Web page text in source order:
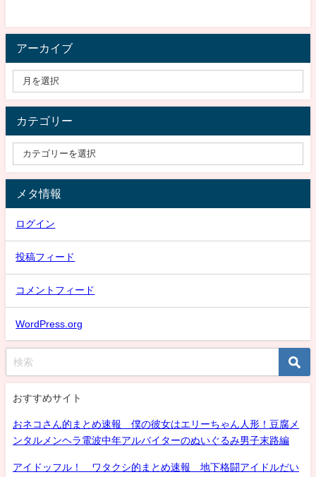
アーカイブ
カテゴリー
メタ情報
ログイン
投稿フィード
コメントフィード
WordPress.org
おすすめサイト
おネコさん的まとめ速報 僕の彼女はエリーちゃん人形！豆腐メ
ンタルメンヘラ電波中年アルバイターのぬいぐるみ男子末路編
アイドッフル！ ワタクシ的まとめ速報 地下格闘アイドルだい